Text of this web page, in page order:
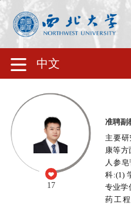
中文
17
准聘副
主要
康等方
人参
科:(1)
专业学
药工